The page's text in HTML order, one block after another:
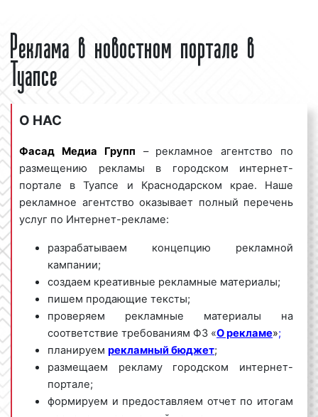
Реклама в новостном портале в
Туапсе
О НАС
Фасад Медиа Групп – рекламное агентство по
размещению рекламы в городском интернет-
портале в Туапсе и Краснодарском крае. Наше
рекламное агентство оказывает полный перечень
услуг по Интернет-рекламе:
разрабатываем концепцию рекламной
кампании;
создаем креативные рекламные материалы;
пишем продающие тексты;
проверяем рекламные материалы на
соответствие требованиям ФЗ «О рекламе»;
планируем рекламный бюджет;
размещаем рекламу городском интернет-
портале;
формируем и предоставляем отчет по итогам